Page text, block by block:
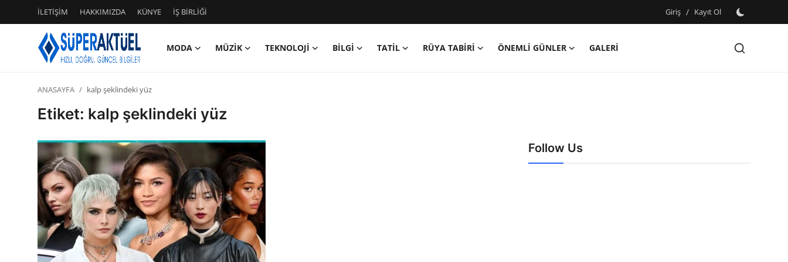
İLETİŞİM HAKKIMIZDA KÜNYE İŞ BİRLİĞİ Giriş / Kayıt Ol
MODA MÜZİK TEKNOLOJİ BİLGİ TATİL RÜYA TABİRİ ÖNEMLİ GÜNLER
GALERİ
Giriş
Kayıt Ol
KÜNYE
İŞ BİRLİĞİ
MÜZİK
ANASAYFA kalp şeklindeki yüz
Etiket: kalp şeklindeki yüz
Follow Us